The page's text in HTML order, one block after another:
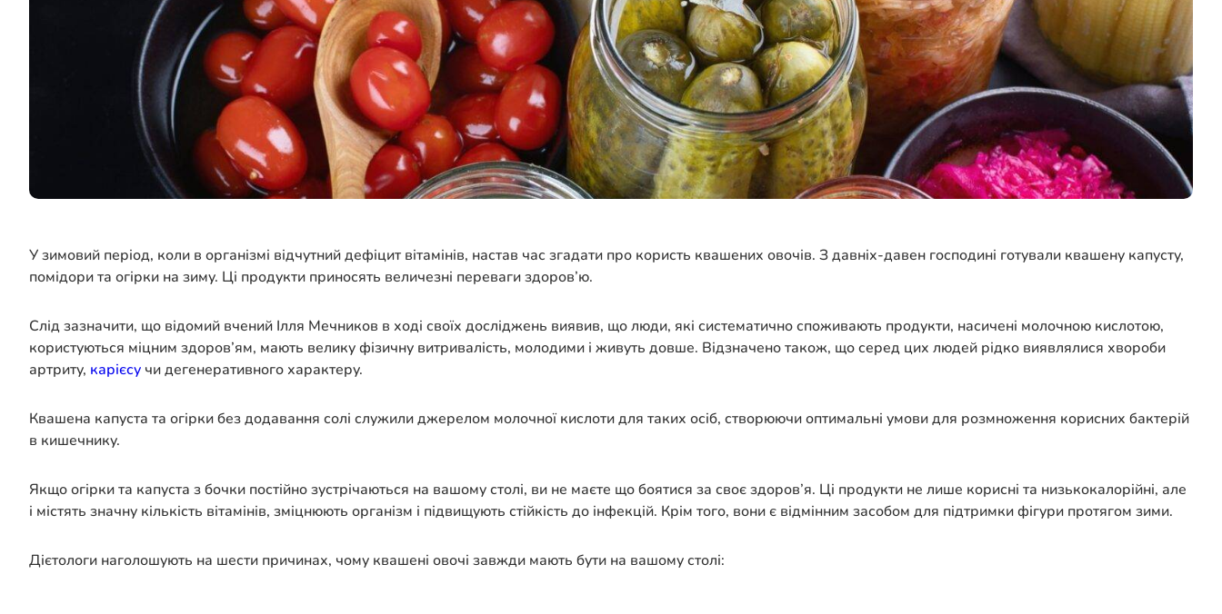
У зимовий період, коли в організмі відчутний дефіцит вітамінів, настав час згадати про користь квашених овочів. З давніх-давен господині готували квашену капусту,
помідори та огірки на зиму. Ці продукти приносять величезні переваги здоров’ю.
Слід зазначити, що відомий вчений Ілля Мечников в ході своїх досліджень виявив, що люди, які систематично споживають продукти, насичені молочною кислотою,
користуються міцним здоров’ям, мають велику фізичну витривалість, молодими і живуть довше. Відзначено також, що серед цих людей рідко виявлялися хвороби
артриту, карієсу чи дегенеративного характеру.
Квашена капуста та огірки без додавання солі служили джерелом молочної кислоти для таких осіб, створюючи оптимальні умови для розмноження корисних бактерій
в кишечнику.
Якщо огірки та капуста з бочки постійно зустрічаються на вашому столі, ви не маєте що боятися за своє здоров’я. Ці продукти не лише корисні та низькокалорійні, але
і містять значну кількість вітамінів, зміцнюють організм і підвищують стійкість до інфекцій. Крім того, вони є відмінним засобом для підтримки фігури протягом зими.
Дієтологи наголошують на шести причинах, чому квашені овочі завжди мають бути на вашому столі: